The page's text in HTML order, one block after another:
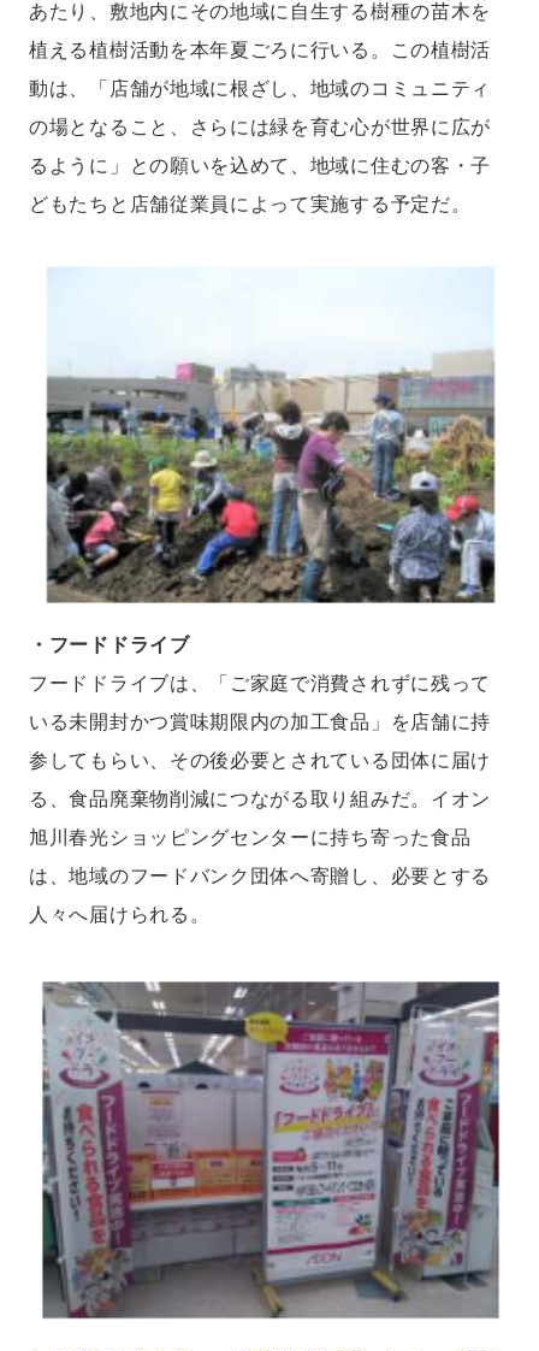
あたり、敷地内にその地域に自生する樹種の苗木を
植える植樹活動を本年夏ごろに行いる。この植樹活
動は、「店舗が地域に根ざし、地域のコミュニティ
の場となること、さらには緑を育む心が世界に広が
るように」との願いを込めて、地域に住むの客・子
どもたちと店舗従業員によって実施する予定だ。
・フードドライブ
フードドライブは、「ご家庭で消費されずに残って
いる未開封かつ賞味期限内の加工食品」を店舗に持
参してもらい、その後必要とされている団体に届け
る、食品廃棄物削減につながる取り組みだ。イオン
旭川春光ショッピングセンターに持ち寄った食品
は、地域のフードバンク団体へ寄贈し、必要とする
人々へ届けられる。